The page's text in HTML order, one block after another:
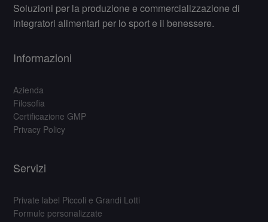
Soluzioni per la produzione e commercializzazione di
integratori alimentari per lo sport e il benessere.
Informazioni
Azienda
Filosofia
Certificazione GMP
Privacy Policy
Servizi
Private label Piccoli e Grandi Lotti
Formule personalizzate